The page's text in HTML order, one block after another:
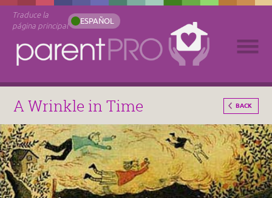
Traduce la
página principal
ESPAÑOL
A Wrinkle in Time BACK